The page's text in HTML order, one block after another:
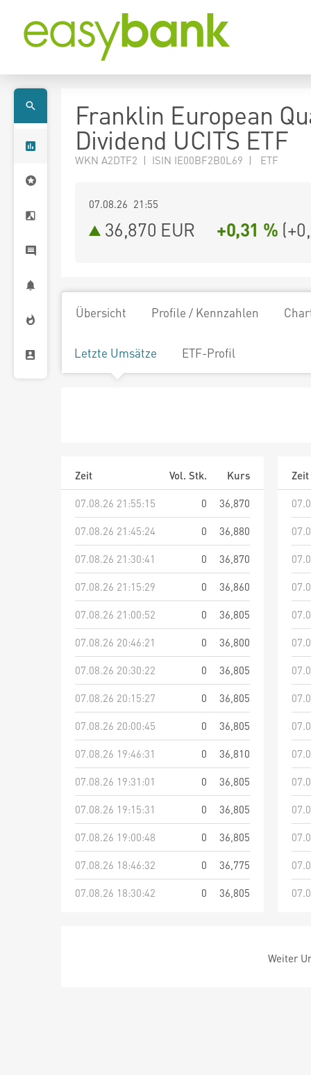
Franklin European
Dividend UCITS ETF
WKN A2DTF2 | ISIN IE00BF2B0L69 | ETF
07.08.26 21:55
36,870 EUR +0,31 % (
Übersicht Profile / Kennzahlen
Letzte Umsätze ETF-Profil
Zeit Vol. Stk.
Kurs
07.08.26 21:55:15
0
36,870
07.08.26 21:45:24
0
36,880
07.08.26 21:30:41
0
36,870
07.08.26 21:15:29
0
36,860
07.08.26 21:00:52
0
36,805
07.08.26 20:46:21
0
36,800
07.08.26 20:30:22
0
36,805
07.08.26 20:15:27
0
36,805
07.08.26 20:00:45
0
36,805
07.08.26 19:46:31
0
36,810
07.08.26 19:31:01
0
36,805
07.08.26 19:15:31
0
36,805
07.08.26 19:00:48
0
36,805
07.08.26 18:46:32
0
36,775
07.08.26 18:30:42
0 36,805
Zeit
Weiter